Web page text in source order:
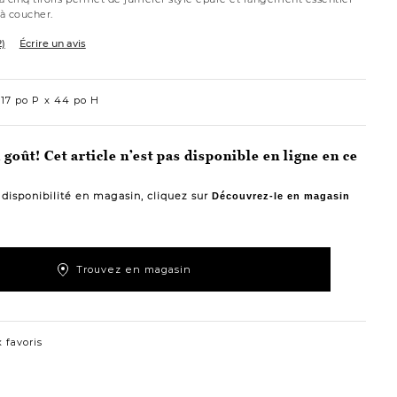
coucher.
Écrire un avis
po P 44 po H
goût! Cet article n’est pas disponible en ligne en ce
en magasin, cliquez sur Découvrez-le en magasin
Trouvez en magasin
favoris